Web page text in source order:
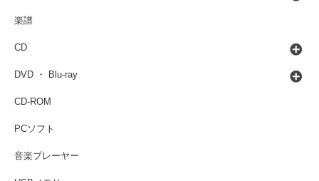
楽譜
CD
DVD ・ Blu-ray
CD-ROM
PCソフト
音楽プレーヤー